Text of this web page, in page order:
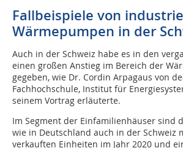
Fallbeispiele von
Wärmepumpen in der
Auch in der Schweiz habe es in den
einen großen Anstieg im Bereich der
gegeben, wie Dr. Cordin Arpa­gaus von
Fachhochschule, Institut für
seinem Vortrag erläuterte.
Im Segment der Einfamilienhäuser sind
wie in Deutschland auch in der Schweiz
verkauften Einheiten im Jahr 2020 und